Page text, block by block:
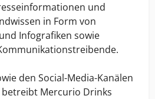
und
in Form von
Infografiken sowie
den Social-Media-Kanälen
betreibt Mercurio Drinks